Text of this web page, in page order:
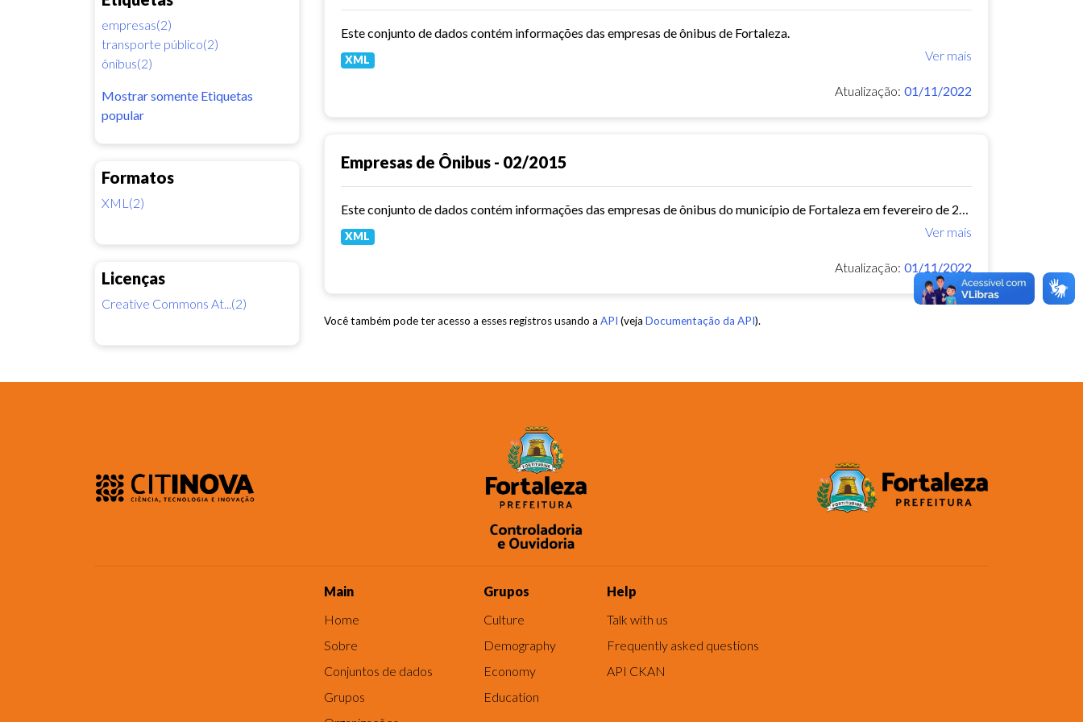
empresas(2)
transporte público(2)
ônibus(2)
Mostrar somente Etiquetas
popular
Formatos
XML(2)
Licenças
Creative Commons At...(2)
Este conjunto de dados contém informações das empresas de ônibus de Fortaleza.
Ver mais
XML
Atualização: 01/11/2022
Empresas de Ônibus - 02/2015
Este conjunto de dados contém informações das empresas de ônibus do município de Fortaleza em fevereiro de 2015.
Ver mais
XML
Atualização: 01/11/2022
Você também pode ter acesso a esses registros usando a API (veja Documentação da API).
Main
Home
Sobre
Conjuntos de dados
Grupos
Grupos
Culture
Demography
Economy
Education
Help
Talk with us
Frequently asked questions
API CKAN